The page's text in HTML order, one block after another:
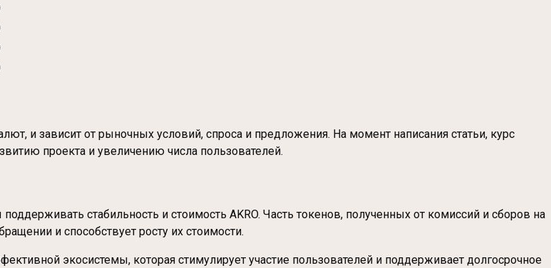
и зависит от рыночных условий, спроса и предложения. На момент написания статьи, курс
проекта и увеличению числа пользователей.
стабильность и стоимость AKRO. Часть токенов, полученных от комиссий и сборов на
и способствует росту их стоимости.
экосистемы, которая стимулирует участие пользователей и поддерживает долгосрочное